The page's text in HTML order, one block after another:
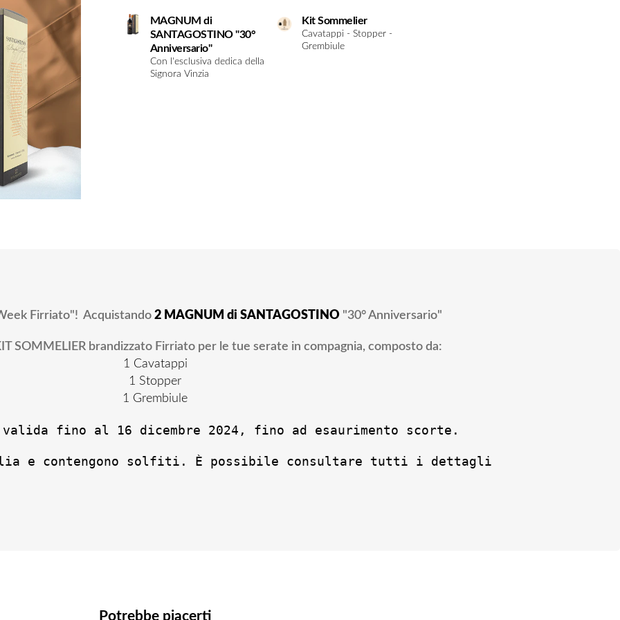
MAGNUM di
SANTAGOSTINO "30°
Anniversario"
Con l'esclusiva dedica della
Signora Vinzia
Kit Sommelier
Cavatappi - Stopper -
Grembiule
Firriato"! Acquistando 2 MAGNUM di SANTAGOSTINO "30° Anniversario"
SOMMELIER brandizzato Firriato per le tue serate in compagnia, composto da:
1 Cavatappi
1 Stopper
1 Grembiule
fino al 16 dicembre 2024, fino ad esaurimento scorte.
e contengono solfiti. È possibile consultare tutti i dettagli
Potrebbe piacerti